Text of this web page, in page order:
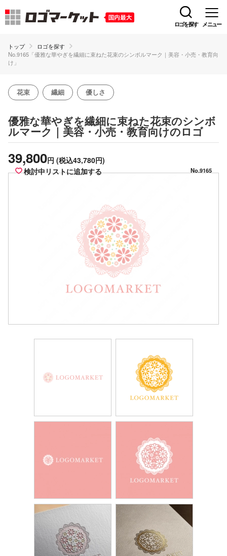
ロゴを探す メニュー
トップ
ロゴを探す
No.9165「優雅な華やぎを繊細に束ねた花束のシンボルマーク｜美容・小売・教育向
け」
花束 繊細 優しさ
優雅な華やぎを繊細に束ねた花束のシンボ
ルマーク｜美容・小売・教育向けのロゴ
39,800円 (税込43,780円)
検討中リストに追加する
No.9165